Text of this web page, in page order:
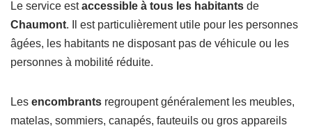
Le service estaccessible à tous les habitants de
Chaumont. Il est particulièrement utile pour les personnes
âgées, les habitants ne disposant pas de véhicule ou les
personnes à mobilité réduite.
Les encombrants regroupent généralement les meubles,
matelas, sommiers, canapés, fauteuils ou gros appareils